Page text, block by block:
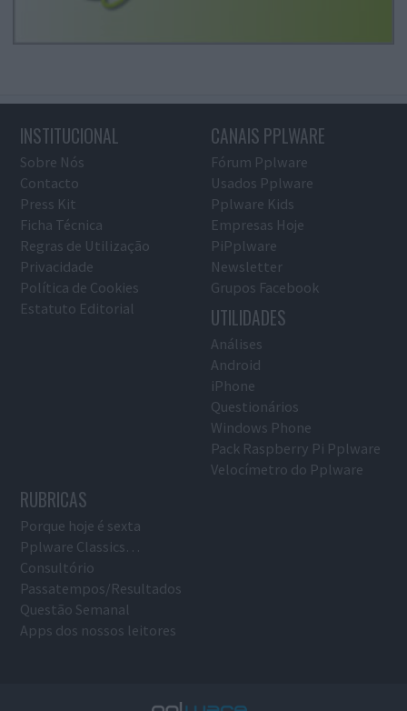
INSTITUCIONAL
Sobre Nós
Contacto
Press Kit
Ficha Técnica
Regras de Utilização
Privacidade
Política de Cookies
Estatuto Editorial
CANAIS PPLWARE
Fórum Pplware
Usados Pplware
Pplware Kids
Empresas Hoje
PiPplware
Newsletter
Grupos Facebook
UTILIDADES
Análises
Android
iPhone
Questionários
Windows Phone
Pack Raspberry Pi Pplware
Velocímetro do Pplware
RUBRICAS
Porque hoje é sexta
Pplware Classics…
Consultório
Passatempos/Resultados
Questão Semanal
Apps dos nossos leitores